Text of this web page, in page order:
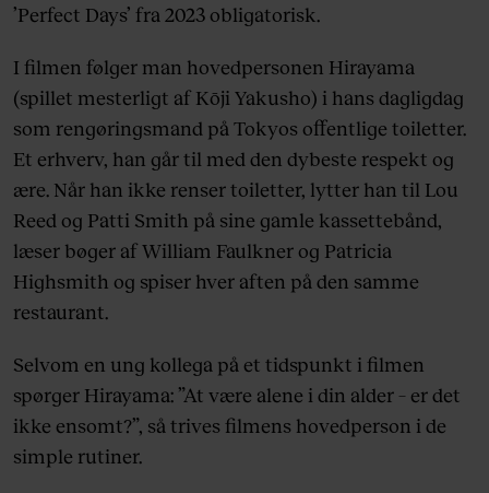
’Perfect Days’ fra 2023 obligatorisk.
I filmen følger man hovedpersonen Hirayama
(spillet mesterligt af Kōji Yakusho) i hans dagligdag
som rengøringsmand på Tokyos offentlige toiletter.
Et erhverv, han går til med den dybeste respekt og
ære. Når han ikke renser toiletter, lytter han til Lou
Reed og Patti Smith på sine gamle kassettebånd,
læser bøger af William Faulkner og Patricia
Highsmith og spiser hver aften på den samme
restaurant.
Selvom en ung kollega på et tidspunkt i filmen
spørger Hirayama: ”At være alene i din alder – er det
ikke ensomt?”, så trives filmens hovedperson i de
simple rutiner.